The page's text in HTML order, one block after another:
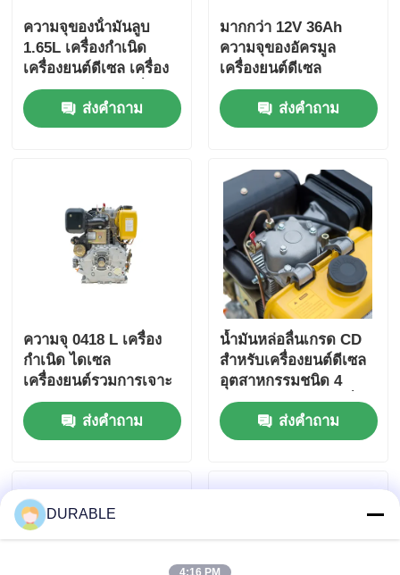
ความจุของน้ํามันลูบ
1.65L เครื่องกําเนิด
เครื่องยนต์ดีเซล เครื่อง
เย็นด้วยอากาศ เครื่อง
ประเภท กําลังปริมาณ
6KW เครื่องกําเนิด
ส่งคำถาม
มากกว่า 12V 36Ah
ความจุของอัครมูล
เครื่องยนต์ดีเซล
อุตสาหกรรม ให้มิติรวม
420×440×495 มม สําห
รับพลังงานอุตสาหกรรม
ส่งคำถาม
ความจุ 0418 L เครื่อง
กําเนิด ไดเซล
เครื่องยนต์รวมการเจาะ
× กระบวนการ 86 × 72
มิลลิเมตรและขนาดรวม
420 × 440 × 495
ส่งคำถาม
น้ำมันหล่อลื่นเกรด CD
สำหรับเครื่องยนต์ดีเซล
อุตสาหกรรมชนิด 4
จังหวะ ออกแบบมาเพื่อ
ความทนทานและ
สมรรถนะสูงสุด
ส่งคำถาม
DURABLE
4:16 PM